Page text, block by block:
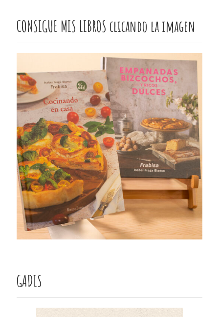
CONSIGUE MIS LIBROS clicando la imagen
GADIS